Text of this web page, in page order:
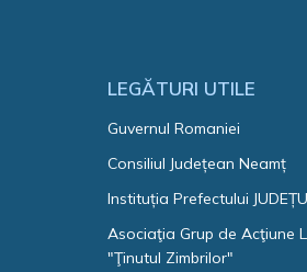
LEGĂTURI UTILE
Guvernul Romaniei
Consiliul Județean Neamț
Instituția Prefectului
Asociaţia Grup de Acţiune
"Ţinutul Zimbrilor"